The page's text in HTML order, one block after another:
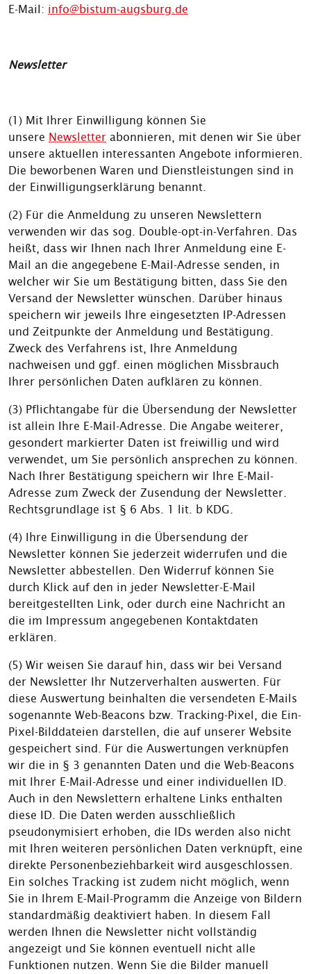
E-Mail: info@bistum-augsburg.de
Newsletter
(1) Mit Ihrer Einwilligung können Sie
unsere Newsletter abonnieren, mit denen wir Sie über
unsere aktuellen interessanten Angebote informieren.
Die beworbenen Waren und Dienstleistungen sind in
der Einwilligungserklärung benannt.
(2) Für die Anmeldung zu unseren Newslettern
verwenden wir das sog. Double-opt-in-Verfahren. Das
heißt, dass wir Ihnen nach Ihrer Anmeldung eine E-
Mail an die angegebene E-Mail-Adresse senden, in
welcher wir Sie um Bestätigung bitten, dass Sie den
Versand der Newsletter wünschen. Darüber hinaus
speichern wir jeweils Ihre eingesetzten IP-Adressen
und Zeitpunkte der Anmeldung und Bestätigung.
Zweck des Verfahrens ist, Ihre Anmeldung
nachweisen und ggf. einen möglichen Missbrauch
Ihrer persönlichen Daten aufklären zu können.
(3) Pflichtangabe für die Übersendung der Newsletter
ist allein Ihre E-Mail-Adresse. Die Angabe weiterer,
gesondert markierter Daten ist freiwillig und wird
verwendet, um Sie persönlich ansprechen zu können.
Nach Ihrer Bestätigung speichern wir Ihre E-Mail-
Adresse zum Zweck der Zusendung der Newsletter.
Rechtsgrundlage ist § 6 Abs. 1 lit. b KDG.
(4) Ihre Einwilligung in die Übersendung der
Newsletter können Sie jederzeit widerrufen und die
Newsletter abbestellen. Den Widerruf können Sie
durch Klick auf den in jeder Newsletter-E-Mail
bereitgestellten Link, oder durch eine Nachricht an
die im Impressum angegebenen Kontaktdaten
erklären.
(5) Wir weisen Sie darauf hin, dass wir bei Versand
der Newsletter Ihr Nutzerverhalten auswerten. Für
diese Auswertung beinhalten die versendeten E-Mails
sogenannte Web-Beacons bzw. Tracking-Pixel, die Ein-
Pixel-Bilddateien darstellen, die auf unserer Website
gespeichert sind. Für die Auswertungen verknüpfen
wir die in § 3 genannten Daten und die Web-Beacons
mit Ihrer E-Mail-Adresse und einer individuellen ID.
Auch in den Newslettern erhaltene Links enthalten
diese ID. Die Daten werden ausschließlich
pseudonymisiert erhoben, die IDs werden also nicht
mit Ihren weiteren persönlichen Daten verknüpft, eine
direkte Personenbeziehbarkeit wird ausgeschlossen.
Ein solches Tracking ist zudem nicht möglich, wenn
Sie in Ihrem E-Mail-Programm die Anzeige von Bildern
standardmäßig deaktiviert haben. In diesem Fall
werden Ihnen die Newsletter nicht vollständig
angezeigt und Sie können eventuell nicht alle
Funktionen nutzen. Wenn Sie die Bilder manuell